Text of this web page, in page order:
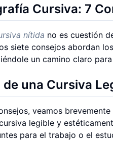
Cursiva: 7
nítida no es cuestión
siete consejos abordan
un camino claro para
una Cursiva
veamos
legible y
para el trabajo o el